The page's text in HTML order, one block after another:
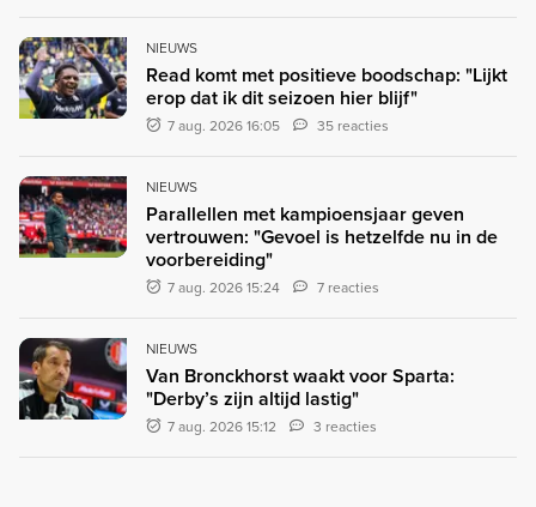
NIEUWS
Read komt met positieve boodschap: "Lijkt
erop dat ik dit seizoen hier blijf"
7 aug. 2026 16:05 35 reacties
NIEUWS
Parallellen met kampioensjaar geven
vertrouwen: "Gevoel is hetzelfde nu in de
voorbereiding"
7 aug. 2026 15:24 7 reacties
NIEUWS
Van Bronckhorst waakt voor Sparta:
"Derby’s zijn altijd lastig"
7 aug. 2026 15:12 3 reacties